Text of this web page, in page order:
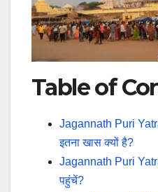
Table of
Jagannath Puri
इतना खास क्यों है?
Jagannath Puri
पहुंचें?